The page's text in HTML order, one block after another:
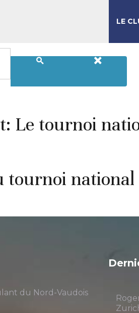
LE
Le tournoi
tournoi national
du Nord-Vaudois